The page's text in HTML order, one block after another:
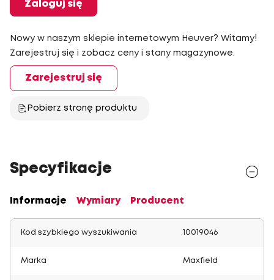
Zaloguj się
Nowy w naszym sklepie internetowym Heuver? Witamy!
Zarejestruj się i zobacz ceny i stany magazynowe.
Zarejestruj się
Pobierz stronę produktu
Specyfikacje
Informacje Wymiary Producent
Kod szybkiego wyszukiwania 10019046
Marka Maxfield